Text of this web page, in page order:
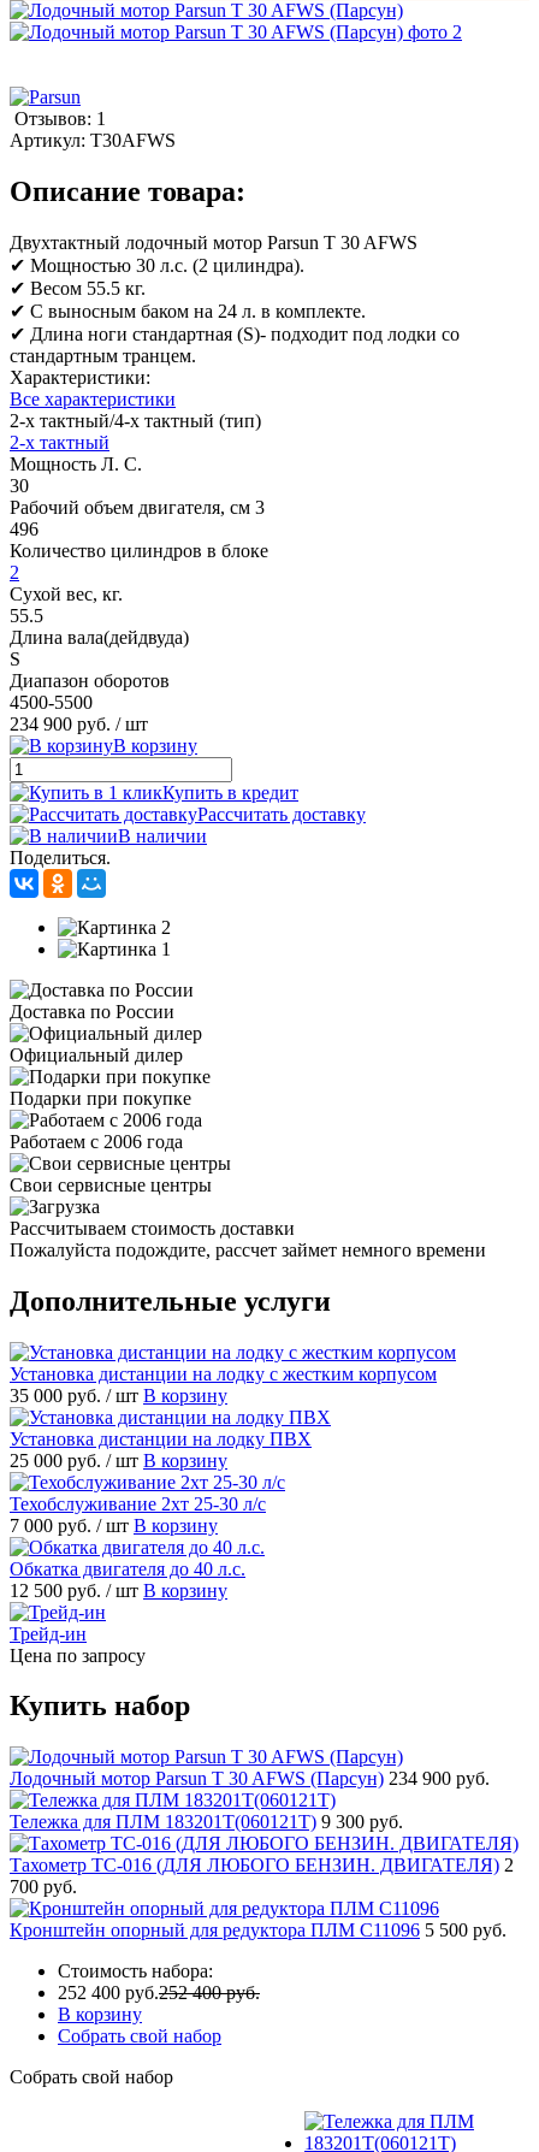
Отзывов: 1
Артикул: T30AFWS
Описание товара:
Двухтактный лодочный мотор Parsun T 30 AFWS
✔ Мощностью 30 л.с. (2 цилиндра).
✔ Весом 55.5 кг.
✔ С выносным баком на 24 л. в комплекте.
✔ Длина ноги стандартная (S)- подходит под лодки со
стандартным транцем.
Характеристики:
Все характеристики
2-х тактный/4-х тактный (тип)
2-х тактный
Мощность Л. С.
30
Рабочий объем двигателя, см 3
496
Количество цилиндров в блоке
2
Сухой вес, кг.
55.5
Длина вала(дейдвуда)
S
Диапазон оборотов
4500-5500
234 900 руб. / шт
В корзину
Купить в кредит
Рассчитать доставку
В наличии
Поделиться.
Доставка по России
Официальный дилер
Подарки при покупке
Работаем с 2006 года
Свои сервисные центры
Рассчитываем стоимость доставки
Пожалуйста подождите, рассчет займет немного времени
Дополнительные услуги
Установка дистанции на лодку с жестким корпусом
35 000 руб. / шт В корзину
Установка дистанции на лодку ПВХ
25 000 руб. / шт В корзину
Техобслуживание 2хт 25-30 л/с
7 000 руб. / шт В корзину
Обкатка двигателя до 40 л.с.
12 500 руб. / шт В корзину
Трейд-ин
Цена по запросу
Купить набор
Лодочный мотор Parsun T 30 AFWS (Парсун) 234 900 руб.
Тележка для ПЛМ 183201T(060121T) 9 300 руб.
Тахометр ТС-016 (ДЛЯ ЛЮБОГО БЕНЗИН. ДВИГАТЕЛЯ) 2
700 руб.
Кронштейн опорный для редуктора ПЛМ С11096 5 500 руб.
Стоимость набора:
252 400 руб.252 400 руб.
В корзину
Собрать свой набор
Собрать свой набор